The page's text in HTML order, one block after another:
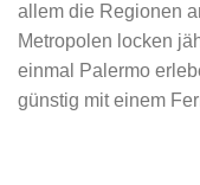
allem die Regionen
Metropolen locken
einmal Palermo
günstig mit einem